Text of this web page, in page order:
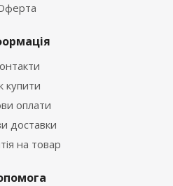
купити
оплати
доставки
на товар